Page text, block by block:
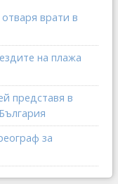
врати в
на плажа
представя в
за